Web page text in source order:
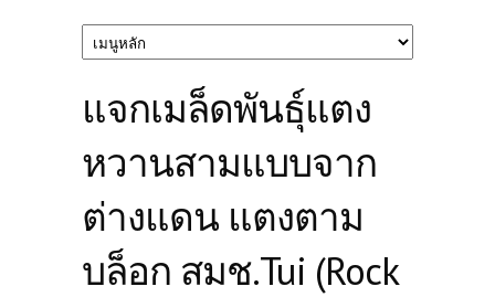
แจกเมล็ดพันธุ์แตง
หวานสามแบบจาก
ต่างแดน แตงตาม
บล็อก สมช.Tui (Rock